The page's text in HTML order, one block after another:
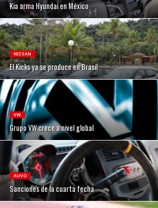
Kia arma Hyundai en México
NISSAN
El Kicks ya se produce en Brasil
VW
Grupo VW crece a nivel global
AUVO
Sanciones de la cuarta fecha